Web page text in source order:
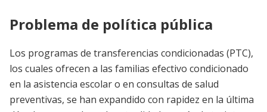
Problema de política pública
Los programas de transferencias condicionadas (PTC),
los cuales ofrecen a las familias efectivo condicionado
en la asistencia escolar o en consultas de salud
preventivas, se han expandido con rapidez en la última